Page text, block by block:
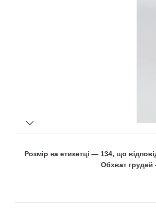
Розмір на етикетці — 134, що
Обхват грудей